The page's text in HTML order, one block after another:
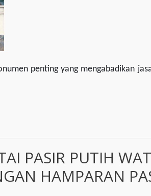
penting yang mengabadikan
PASIR PUTIH
HAMPARAN